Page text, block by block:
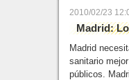
2010/02/23
Madrid:
Madrid
sanitario
públicos.